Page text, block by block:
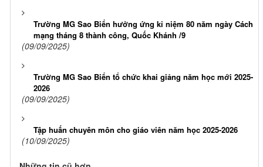
Trường MG Sao Biển hưởng ứng kỉ niệm 80 năm ngày Cách
mạng tháng 8 thành công, Quốc Khánh /9
(09/09/2025)
Trường MG Sao Biển tổ chức khai giảng năm học mới 2025-
2026
(09/09/2025)
Tập huấn chuyên môn cho giáo viên năm học 2025-2026
(10/09/2025)